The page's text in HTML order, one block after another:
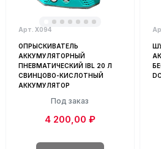
Арт. Х094
ОПРЫСКИВАТЕЛЬ
АККУМУЛЯТОРНЫЙ
ПНЕВМАТИЧЕСКИЙ IBL 20 Л
СВИНЦОВО-КИСЛОТНЫЙ
АККУМУЛЯТОР
Под заказ
4 200,00 ₽